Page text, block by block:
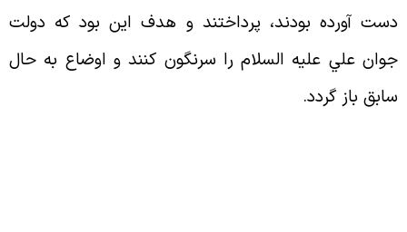
آورده بودند، پرداختند و هدف اين بود كه دولت
علي عليه السلام را سرنگون كنند و اوضاع به حال
باز گردد.